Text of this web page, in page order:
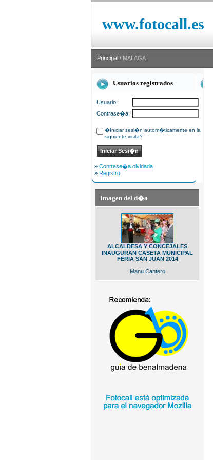
www.fotocall.es
Principal / MALAGA
Usuarios registrados
Usuario:
Contrase�a:
�Iniciar sesi�n autom�ticamente en la
siguiente visita?
» Contrase�a olvidada
» Registro
Imagen del d�a
ALCALDESA Y CONCEJALES
INAUGURAN CASETA MUNICIPAL
FERIA SAN JUAN 2014
Manu Cantero